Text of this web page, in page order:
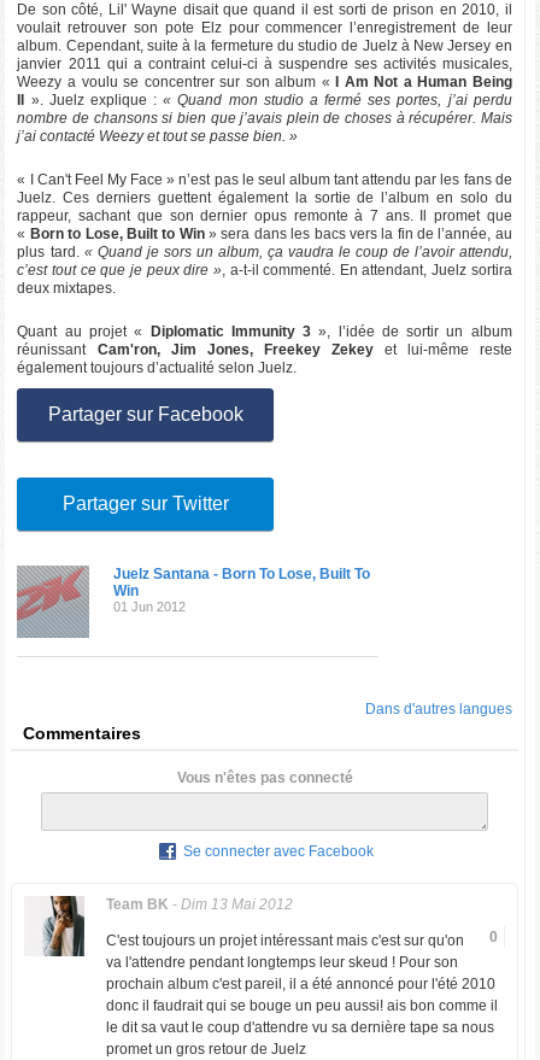
De son côté, Lil' Wayne disait que quand il est sorti de prison en 2010, il
voulait retrouver son pote Elz pour commencer l’enregistrement de leur
album. Cependant, suite à la fermeture du studio de Juelz à New Jersey en
janvier 2011 qui a contraint celui-ci à suspendre ses activités musicales,
Weezy a voulu se concentrer sur son album «
I Am Not a Human Being
». Juelz explique :« Quand mon studio a fermé ses portes, j’ai perdu
nombre de chansons si bien que j’avais plein de choses à récupérer. Mais
j’ai contacté Weezy et tout se passe bien. »
« I Can't Feel My Face » n’est pas le seul album tant attendu par les fans de
Juelz. Ces derniers guettent également la sortie de l’album en solo du
rappeur, sachant que son dernier opus remonte à 7 ans. Il promet que
« Born to Lose, Built to Win» sera dans les bacs vers la fin de l’année, au
plus tard.« Quand je sors un album, ça vaudra le coup de l’avoir attendu,
c’est tout ce que je peux dire », a-t-il commenté. En attendant, Juelz sortira
deux mixtapes.
Quant au projet « Diplomatic Immunity 3 », l’idée de sortir un album
réunissant Cam'ron, Jim Jones, Freekey Zekeyet lui-même reste
également toujours d’actualité selon Juelz.
Partager sur Facebook
Partager sur Twitter
Juelz Santana - Born To Lose, Built To
Win
01 Jun 2012
Dans d'autres langues
Commentaires
Vous n'êtes pas connecté
Se connecter avec Facebook
Team BK - Dim 13 Mai 2012
0
C'est toujours un projet intéressant mais c'est sur qu'on
va l'attendre pendant longtemps leur skeud ! Pour son
prochain album c'est pareil, il a été annoncé pour l'été 2010
donc il faudrait qui se bouge un peu aussi! ais bon comme il
le dit sa vaut le coup d'attendre vu sa dernière tape sa nous
promet un gros retour de Juelz